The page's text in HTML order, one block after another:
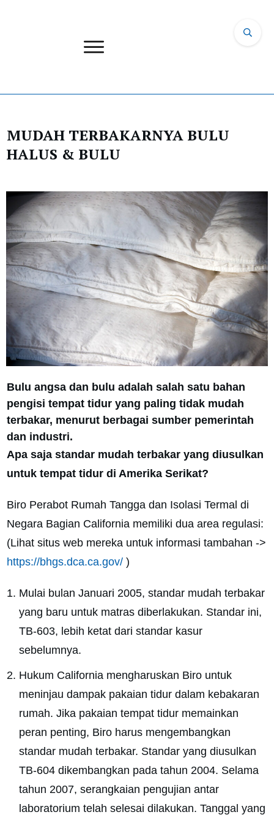
MUDAH TERBAKARNYA BULU
HALUS & BULU
Bulu angsa dan bulu adalah salah satu bahan
pengisi tempat tidur yang paling tidak mudah
terbakar, menurut berbagai sumber pemerintah
dan industri.
Apa saja standar mudah terbakar yang diusulkan
untuk tempat tidur di Amerika Serikat?
Biro Perabot Rumah Tangga dan Isolasi Termal di
Negara Bagian California memiliki dua area regulasi:
(Lihat situs web mereka untuk informasi tambahan ->
https://bhgs.dca.ca.gov/ )
Mulai bulan Januari 2005, standar mudah terbakar
yang baru untuk matras diberlakukan. Standar ini,
TB-603, lebih ketat dari standar kasur
sebelumnya.
Hukum California mengharuskan Biro untuk
meninjau dampak pakaian tidur dalam kebakaran
rumah. Jika pakaian tempat tidur memainkan
peran penting, Biro harus mengembangkan
standar mudah terbakar. Standar yang diusulkan
TB-604 dikembangkan pada tahun 2004. Selama
tahun 2007, serangkaian pengujian antar
laboratorium telah selesai dilakukan. Tanggal yang